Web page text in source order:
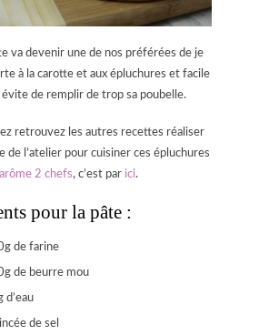
va devenir une de nos préférées de je
à la carotte et aux épluchures et facile
de remplir de trop sa poubelle.
retrouvez les autres recettes réaliser
de l’atelier pour cuisiner ces épluchures
2 chefs, c’est par ici.
pour la pâte :
de farine
de beurre mou
d’eau
de sel